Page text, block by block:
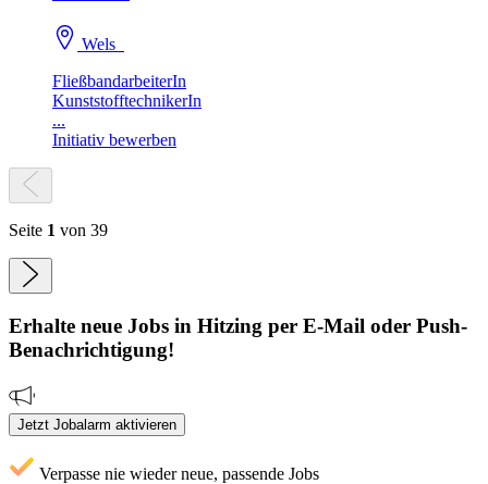
Wels
FließbandarbeiterIn
KunststofftechnikerIn
...
Initiativ bewerben
Seite 1 von 39
Erhalte neue Jobs in Hitzing per E-Mail oder Push-
Benachrichtigung!
Jetzt Jobalarm aktivieren
Verpasse nie wieder neue, passende Jobs